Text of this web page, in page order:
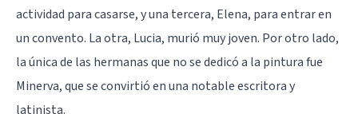
actividad para casarse, y una tercera, Elena, para entrar en
un convento. La otra, Lucia, murió muy joven. Por otro lado,
la única de las hermanas que no se dedicó a la pintura fue
Minerva, que se convirtió en una notable escritora y
latinista.